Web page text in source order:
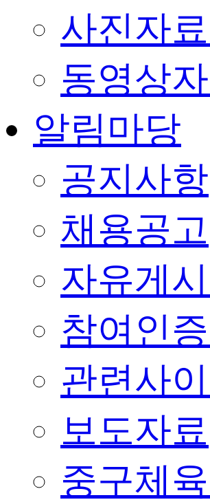
사진자
동영상
알림마당
공지사항
채용공고
자유게
참여인
관련사
보도자료
중구체